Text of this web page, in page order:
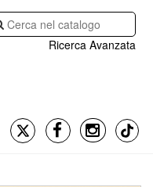
Ricerca Avanzata